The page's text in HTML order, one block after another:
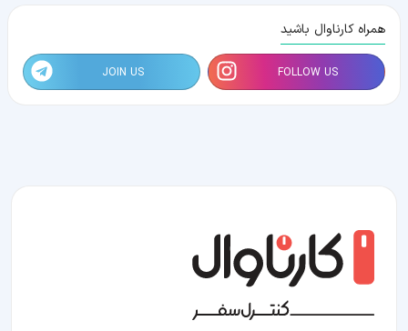
همراه کارناوال باشید
FOLLOW US
JOIN US